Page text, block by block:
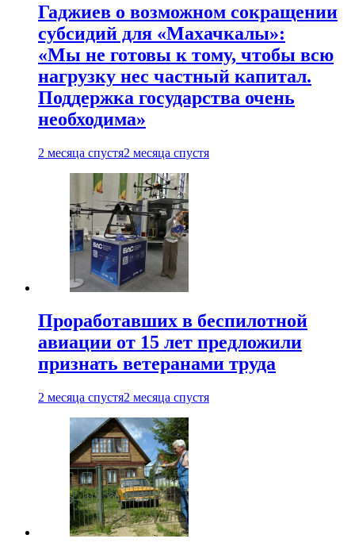
Гаджиев о возможном сокращении
субсидий для «Махачкалы»:
«Мы не готовы к тому, чтобы всю
нагрузку нес частный капитал.
Поддержка государства очень
необходима»
2 месяца спустя2 месяца спустя
Проработавших в беспилотной
авиации от 15 лет предложили
признать ветеранами труда
2 месяца спустя2 месяца спустя